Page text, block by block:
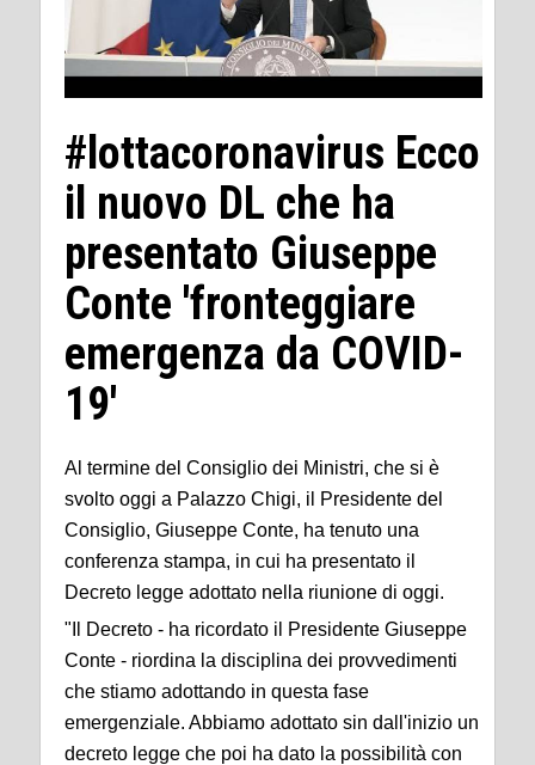
#lottacoronavirus Ecco
il nuovo DL che ha
presentato Giuseppe
Conte 'fronteggiare
emergenza da COVID-
19'
Al termine del Consiglio dei Ministri, che si è
svolto oggi a Palazzo Chigi, il Presidente del
Consiglio, Giuseppe Conte, ha tenuto una
conferenza stampa, in cui ha presentato il
Decreto legge adottato nella riunione di oggi.
"Il Decreto - ha ricordato il Presidente Giuseppe
Conte - riordina la disciplina dei provvedimenti
che stiamo adottando in questa fase
emergenziale. Abbiamo adottato sin dall'inizio un
decreto legge che poi ha dato la possibilità con